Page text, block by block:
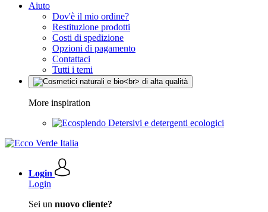
Aiuto
Dov'è il mio ordine?
Restituzione prodotti
Costi di spedizione
Opzioni di pagamento
Contattaci
Tutti i temi
More inspiration
Detersivi e detergenti ecologici
Login
Login
Sei un nuovo cliente?